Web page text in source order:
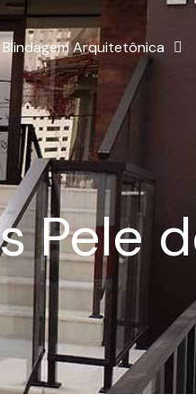
Blindagem Arquitetônica
Pele